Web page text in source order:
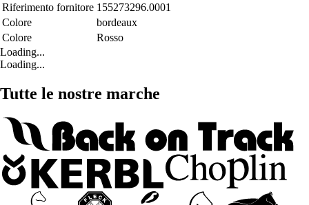
Riferimento fornitore 155273296.0001
Colore
bordeaux
Colore
Rosso
Loading...
Loading...
Tutte le nostre marche